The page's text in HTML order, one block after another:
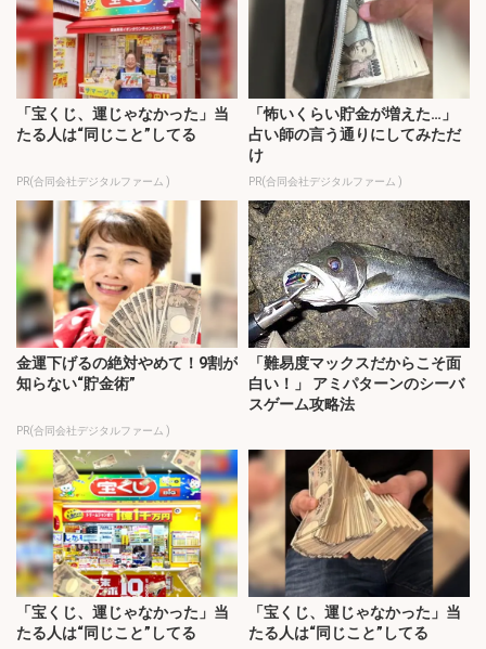
「宝くじ、運じゃなかった」当
たる人は“同じこと”してる
PR(合同会社デジタルファーム )
「怖いくらい貯金が増えた…」
占い師の言う通りにしてみただ
け
PR(合同会社デジタルファーム )
金運下げるの絶対やめて！9割が
知らない“貯金術”
PR(合同会社デジタルファーム )
「難易度マックスだからこそ面
白い！」 アミパターンのシーバ
スゲーム攻略法
「宝くじ、運じゃなかった」当
たる人は“同じこと”してる
「宝くじ、運じゃなかった」当
たる人は“同じこと”してる